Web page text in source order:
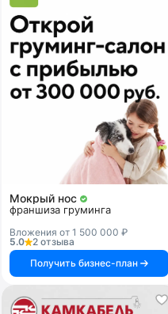
Мокрый нос
франшиза груминга
Вложения от 1 500 000 ₽
5.0
2 отзыва
Получить бизнес-план